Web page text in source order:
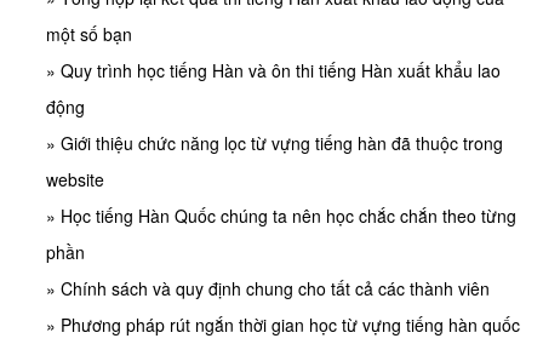
một số bạn
» Quy trình học tiếng Hàn và ôn thi tiếng Hàn xuất khẩu lao
động
» Giới thiệu chức năng lọc từ vựng tiếng hàn đã thuộc trong
website
» Học tiếng Hàn Quốc chúng ta nên học chắc chắn theo từng
phần
» Chính sách và quy định chung cho tất cả các thành viên
» Phương pháp rút ngắn thời gian học từ vựng tiếng hàn quốc